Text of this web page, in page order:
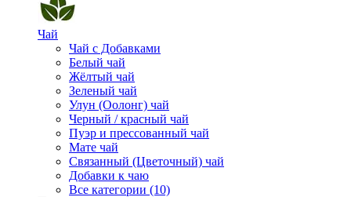
Чай
Чай с Добавками
Белый чай
Жёлтый чай
Зеленый чай
Улун (Оолонг) чай
Черный / красный чай
Пуэр и прессованный чай
Мате чай
Связанный (Цветочный) чай
Добавки к чаю
Все категории (10)